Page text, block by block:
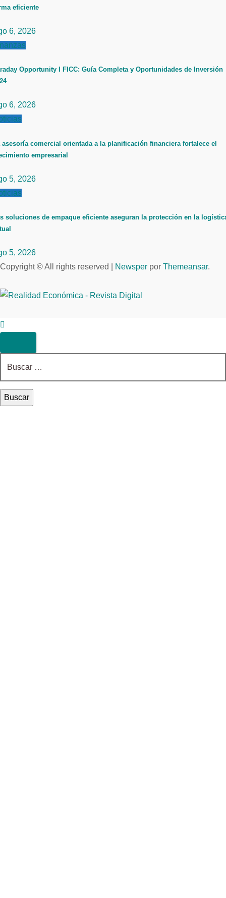
eficiente
6, 2026
Opportunity I FICC: Guía Completa y Oportunidades de Inversión
6, 2026
asesoría comercial orientada a la planificación financiera fortalece el
empresarial
5, 2026
soluciones de empaque eficiente aseguran la protección en la
5, 2026
Copyright © All rights reserved
Newsper por Themeansar.